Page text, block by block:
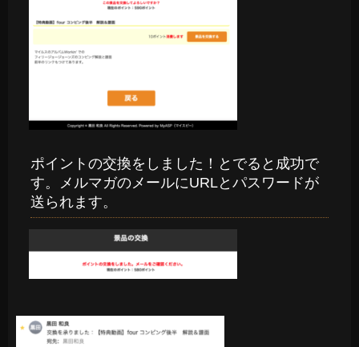
ポイントの交換をしました！とでると成功で
す。メルマガのメールにURLとパスワードが
送られます。